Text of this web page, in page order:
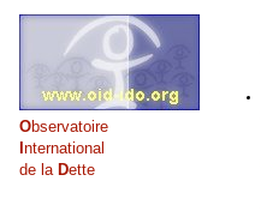
Observatoire
International
de la Dette